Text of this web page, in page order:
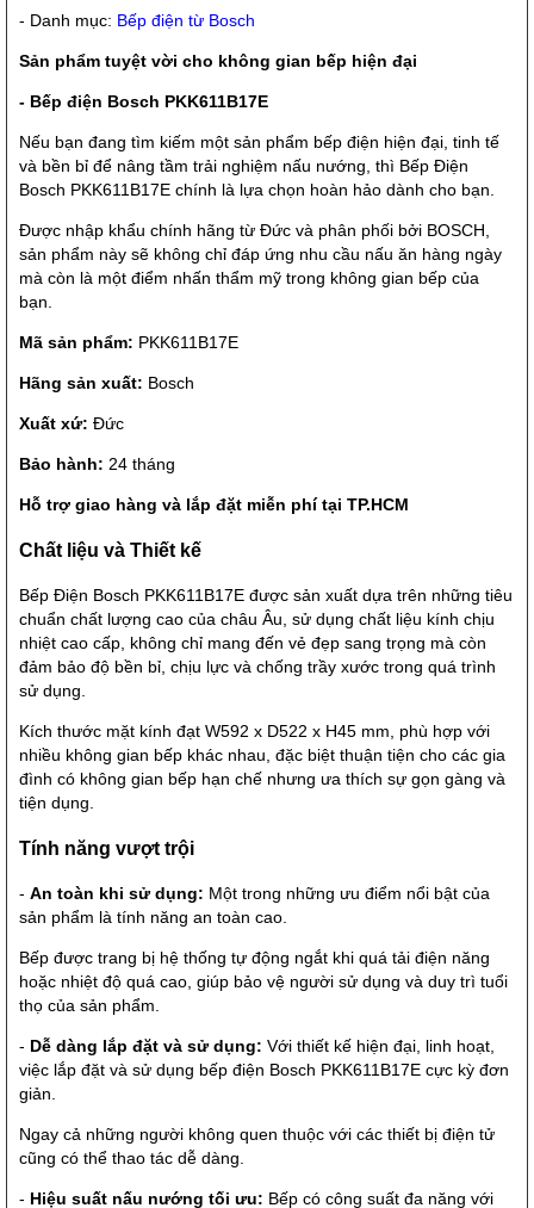
- Danh mục: Bếp điện từ Bosch
Sản phẩm tuyệt vời cho không gian bếp hiện đại
- Bếp điện Bosch PKK611B17E
Nếu bạn đang tìm kiếm một sản phẩm bếp điện hiện đại, tinh tế
và bền bỉ để nâng tầm trải nghiệm nấu nướng, thì Bếp Điện
Bosch PKK611B17E chính là lựa chọn hoàn hảo dành cho bạn.
Được nhập khẩu chính hãng từ Đức và phân phối bởi BOSCH,
sản phẩm này sẽ không chỉ đáp ứng nhu cầu nấu ăn hàng ngày
mà còn là một điểm nhấn thẩm mỹ trong không gian bếp của
bạn.
Mã sản phẩm: PKK611B17E
Hãng sản xuất: Bosch
Xuất xứ: Đức
Bảo hành: 24 tháng
Hỗ trợ giao hàng và lắp đặt miễn phí tại TP.HCM
Chất liệu và Thiết kế
Bếp Điện Bosch PKK611B17E được sản xuất dựa trên những tiêu
chuẩn chất lượng cao của châu Âu, sử dụng chất liệu kính chịu
nhiệt cao cấp, không chỉ mang đến vẻ đẹp sang trọng mà còn
đảm bảo độ bền bỉ, chịu lực và chống trầy xước trong quá trình
sử dụng.
Kích thước mặt kính đạt W592 x D522 x H45 mm, phù hợp với
nhiều không gian bếp khác nhau, đặc biệt thuận tiện cho các gia
đình có không gian bếp hạn chế nhưng ưa thích sự gọn gàng và
tiện dụng.
Tính năng vượt trội
- An toàn khi sử dụng: Một trong những ưu điểm nổi bật của
sản phẩm là tính năng an toàn cao.
Bếp được trang bị hệ thống tự động ngắt khi quá tải điện năng
hoặc nhiệt độ quá cao, giúp bảo vệ người sử dụng và duy trì tuổi
thọ của sản phẩm.
- Dễ dàng lắp đặt và sử dụng: Với thiết kế hiện đại, linh hoạt,
việc lắp đặt và sử dụng bếp điện Bosch PKK611B17E cực kỳ đơn
giản.
Ngay cả những người không quen thuộc với các thiết bị điện tử
cũng có thể thao tác dễ dàng.
- Hiệu suất nấu nướng tối ưu: Bếp có công suất đa năng với